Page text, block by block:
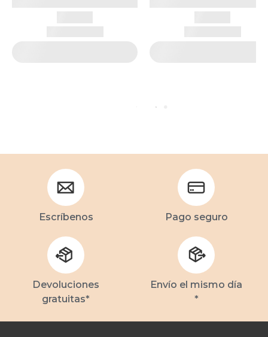
Escríbenos Pago seguro
Devoluciones
gratuitas*
Envío el mismo día
*